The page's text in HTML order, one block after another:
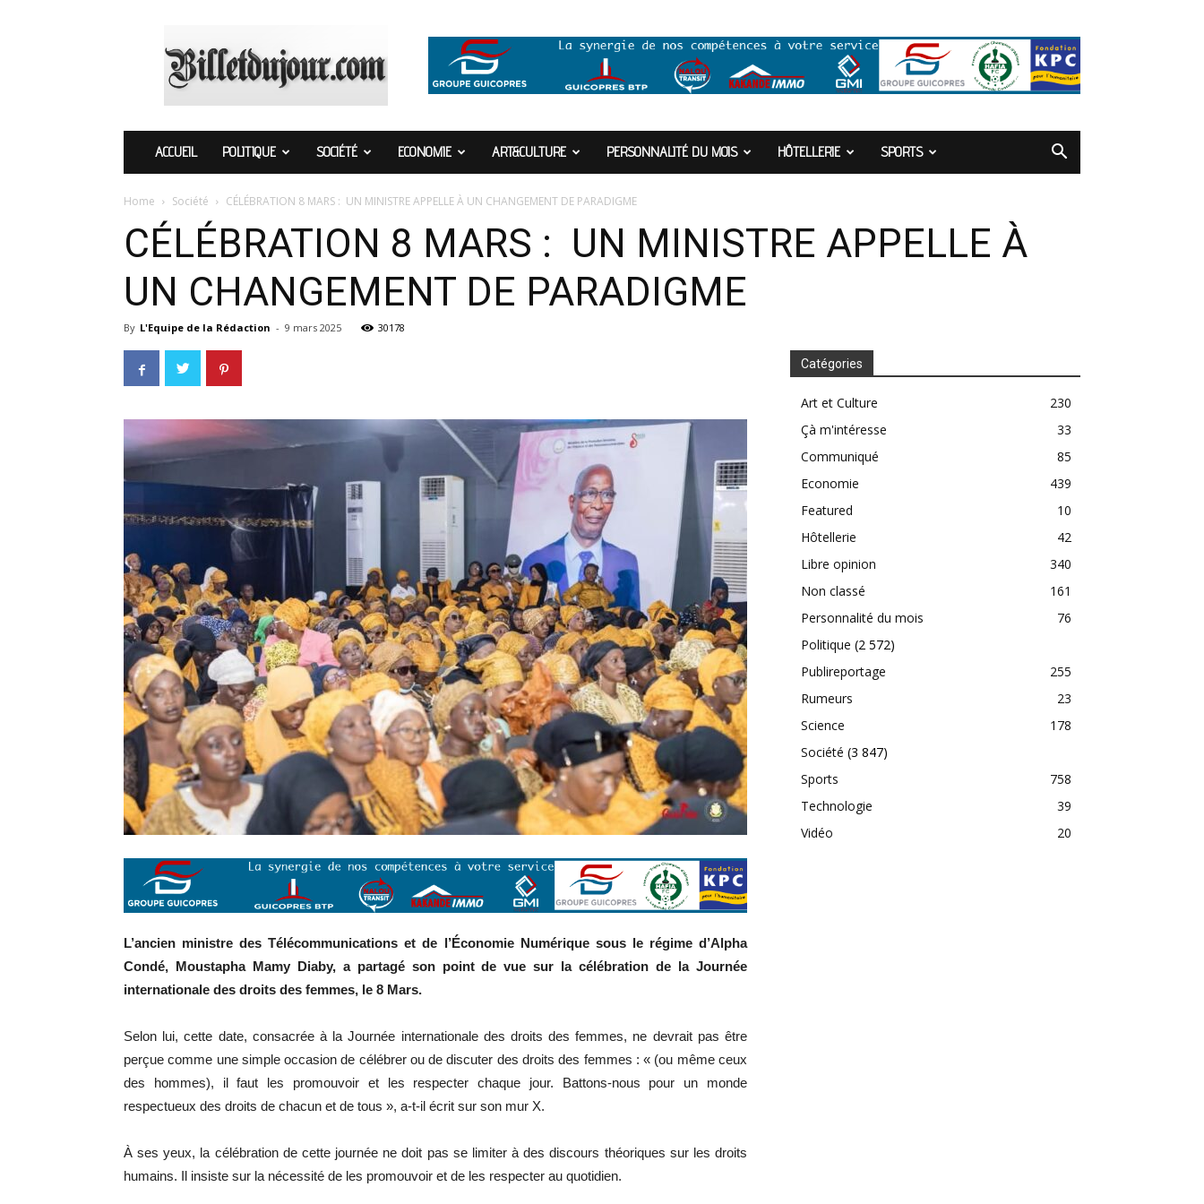
ACCUEIL POLITIQUE SOCIÉTÉ ECONOMIE ART&CULTURE PERSONNALITÉ DU MOIS HÔTELLERIE SPORTS
Home Société CÉLÉBRATION 8 MARS : UN MINISTRE APPELLE À UN CHANGEMENT DE PARADIGME
CÉLÉBRATION 8 MARS : UN MINISTRE APPELLE À
UN CHANGEMENT DE PARADIGME
By L'Equipe de la Rédaction - 9 mars 2025 30178
L’ancien ministre des Télécommunications et de l’Économie Numérique sous le régime d’Alpha
Condé, Moustapha Mamy Diaby, a partagé son point de vue sur la célébration de la Journée
internationale des droits des femmes, le 8 Mars.
Selon lui, cette date, consacrée à la Journée internationale des droits des femmes, ne devrait pas être
perçue comme une simple occasion de célébrer ou de discuter des droits des femmes : « (ou même ceux
des hommes), il faut les promouvoir et les respecter chaque jour. Battons-nous pour un monde
respectueux des droits de chacun et de tous », a-t-il écrit sur son mur X.
À ses yeux, la célébration de cette journée ne doit pas se limiter à des discours théoriques sur les droits
humains. Il insiste sur la nécessité de les promouvoir et de les respecter au quotidien.
Catégories
Art et Culture
230
Çà m'intéresse
33
Communiqué
85
Economie
439
Featured
10
Hôtellerie
42
Libre opinion
340
Non classé
161
Personnalité du mois
76
Politique (2 572)
Publireportage
255
Rumeurs
23
Science
178
Société (3 847)
Sports
758
Technologie
39
Vidéo
20